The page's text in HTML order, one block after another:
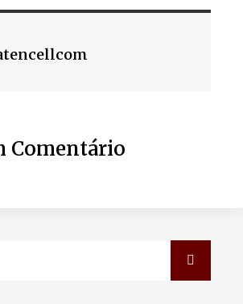
Comentário